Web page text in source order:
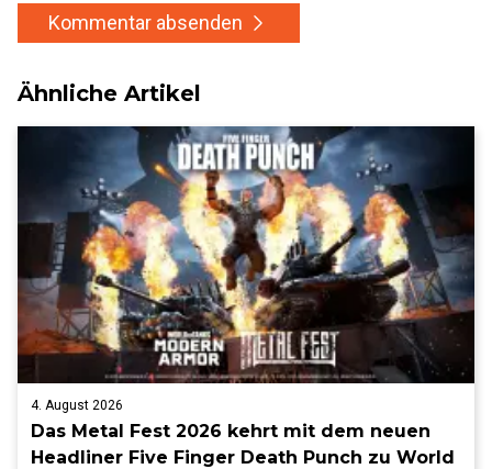
Kommentar absenden
Ähnliche Artikel
4. August 2026
Das Metal Fest 2026 kehrt mit dem neuen
Headliner Five Finger Death Punch zu World